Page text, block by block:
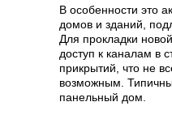
В особенности это
домов и зданий,
Для прокладки
доступ к каналам в
прикрытий, что не
возможным.
панельный дом.